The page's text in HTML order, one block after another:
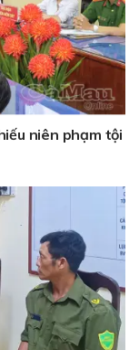
niên phạm tội